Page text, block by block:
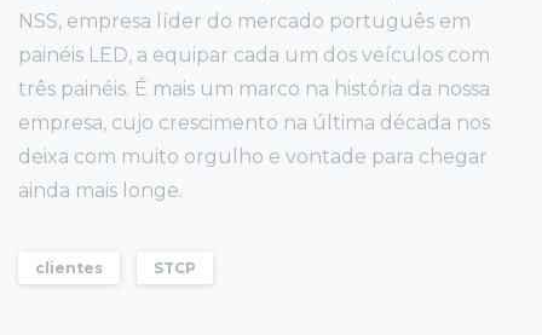
NSS, empresa líder do mercado português em
painéis LED, a equipar cada um dos veículos com
três painéis. É mais um marco na história da nossa
empresa, cujo crescimento na última década nos
deixa com muito orgulho e vontade para chegar
ainda mais longe.
clientes STCP